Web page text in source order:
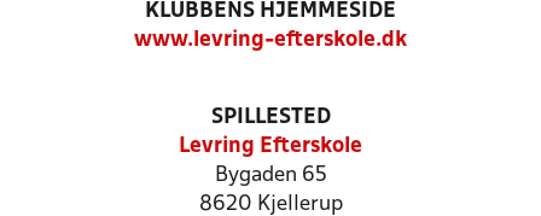
KLUBBENS HJEMMESIDE
www.levring-efterskole.dk
SPILLESTED
Levring Efterskole
Bygaden 65
8620 Kjellerup